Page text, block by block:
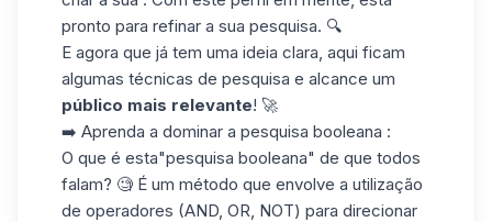
pronto para refinar a sua pesquisa. 🔍
E agora que já tem uma ideia clara, aqui ficam
algumas técnicas de pesquisa e alcance um
público mais relevante! 🚀
➡️ Aprenda a dominar a pesquisa booleana :
O que é esta"pesquisa booleana" de que todos
falam? 🧐 É um método que envolve a utilização
de operadores (AND, OR, NOT) para direcionar